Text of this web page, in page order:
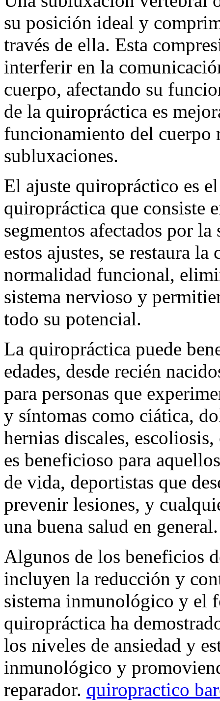
su posición ideal y
través de ella. Esta
interferir en la
cuerpo, afectando su
de la quiropráctica es
funcionamiento del cuerpo
subluxaciones.
El ajuste quiropráctico es
quiropráctica que consiste
segmentos afectados por
estos ajustes, se restaura
normalidad funcional,
sistema nervioso y
todo su potencial.
La quiropráctica puede
edades, desde recién
para personas que
y síntomas como ciática,
hernias discales,
es beneficioso para
de vida, deportistas que
prevenir lesiones, y
una buena salud en general.
Algunos de los beneficios
incluyen la reducción y
sistema inmunológico y el
quiropráctica ha
los niveles de ansiedad y
inmunológico y
reparador. quiropractico